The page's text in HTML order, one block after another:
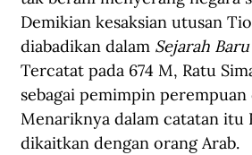
Demikian kesaksian utusan
diabadikan dalam Sejarah
Tercatat pada 674 M, Ratu
sebagai pemimpin
Menariknya dalam catatan itu
dikaitkan dengan orang Arab.